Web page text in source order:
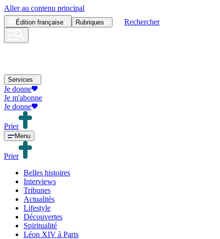
Aller au contenu principal
Édition française Rubriques Rechercher
Services
Je donne
Je m'abonne
Je donne
Prier
Menu
Prier
Belles histoires
Interviews
Tribunes
Actualités
Lifestyle
Découvertes
Spiritualité
Léon XIV à Paris